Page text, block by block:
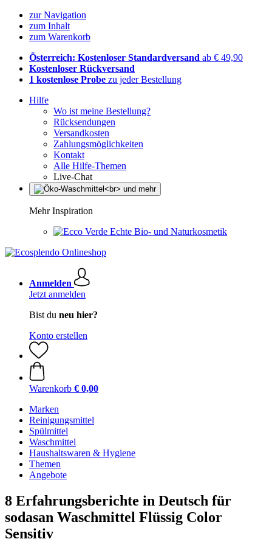
zur Navigation
zum Inhalt
zum Warenkorb
Österreich: Kostenloser Standardversand ab € 49,90
Kostenloser Rückversand
1 kostenlose Probe zu jeder Bestellung
Hilfe
Wo ist meine Bestellung?
Rücksendungen
Versandkosten
Zahlungsmöglichkeiten
Kontakt
Alle Hilfe-Themen
Live-Chat
Mehr Inspiration
Echte Bio- und Naturkosmetik
Anmelden
Jetzt anmelden
Bist du neu hier?
Konto erstellen
Warenkorb € 0,00
Marken
Reinigungsmittel
Spülmittel
Waschmittel
Haushaltswaren & Hygiene
Themen
Angebote
8 Erfahrungsberichte in Deutsch für
sodasan Waschmittel Flüssig Color
Sensitiv